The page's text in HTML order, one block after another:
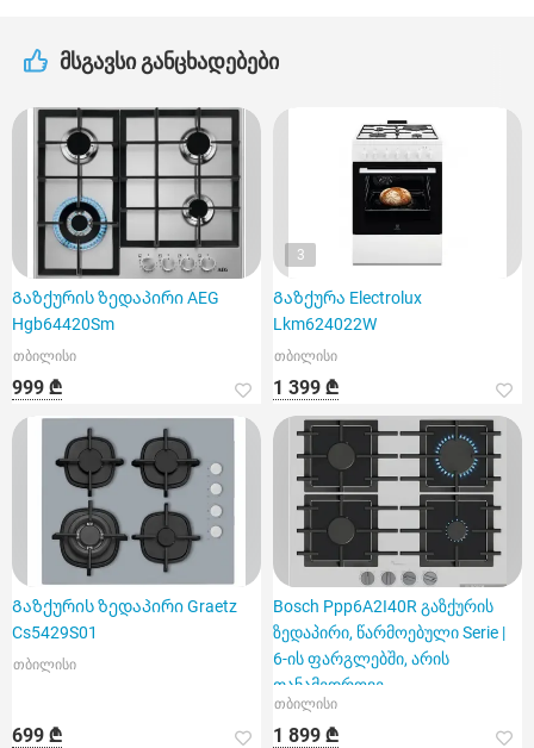
მსგავსი განცხადებები
Გაზქურის ზედაპირი AEG
Hgb64420Sm
თბილისი
999 ₾
3
Გაზქურა Electrolux
Lkm624022W
თბილისი
1 399 ₾
Გაზქურის ზედაპირი Graetz
Cs5429S01
თბილისი
699 ₾
Bosch Ppp6A2I40R გაზქურის
ზედაპირი, წარმოებული Serie |
6-ის ფარგლებში, არის
თანამედროვე
თბილისი
1 899 ₾